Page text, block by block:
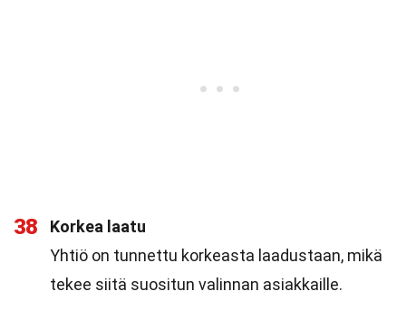
38
Korkea laatu
Yhtiö on tunnettu korkeasta laadustaan, mikä
tekee siitä suositun valinnan asiakkaille.